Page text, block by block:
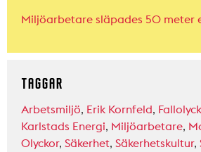
Miljöarbetare släpades 50 meter
TAGGAR
Arbetsmiljö, Erik Kornfeld,
Karlstads Energi, Miljöarbetare,
Olyckor, Säkerhet, Säkerhetskultur,